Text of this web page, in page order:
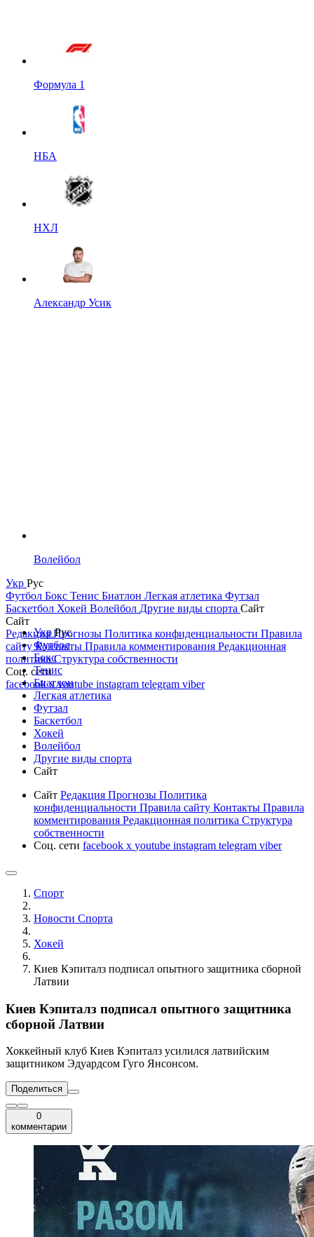
Формула 1
НБА
НХЛ
Александр Усик
Волейбол
Укр Рус
Футбол Бокс Тенис Биатлон Легкая атлетика Футзал
Баскетбол Хокей Волейбол Другие виды спорта Сайт
Сайт
РедакцияПрогнозы Политика конфиденциальности Правила
сайтуКонтакты Правила комментирования Редакционная
политикаСтруктура собственности
Соц. сети
facebookxyoutube instagram telegram viber
УкрРус
Футбол
Бокс
Тенис
Биатлон
Легкая атлетика
Футзал
Баскетбол
Хокей
Волейбол
Другие виды спорта
Сайт
Сайт Редакция Прогнозы Политика
конфиденциальности Правила сайту Контакты Правила
комментирования Редакционная политика Структура
собственности
Соц. сети facebook x youtube instagram telegram viber
Спорт
Новости Cпорта
Хокей
Киев Кэпиталз подписал опытного защитника сборной
Латвии
Киев Кэпиталз подписал опытного защитника
сборной Латвии
Хоккейный клуб Киев Кэпиталз усилился латвийским
защитником Эдуардсом Гуго Янсонсом.
Поделиться
0
комментарии